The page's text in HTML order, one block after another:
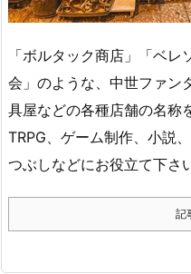
「ボルタック商店」「ベ
会」のような、中世ファン
具屋などの各種店舗の名称
TRPG、ゲーム制作、小説
つぶしなどにお役立て下さ
記